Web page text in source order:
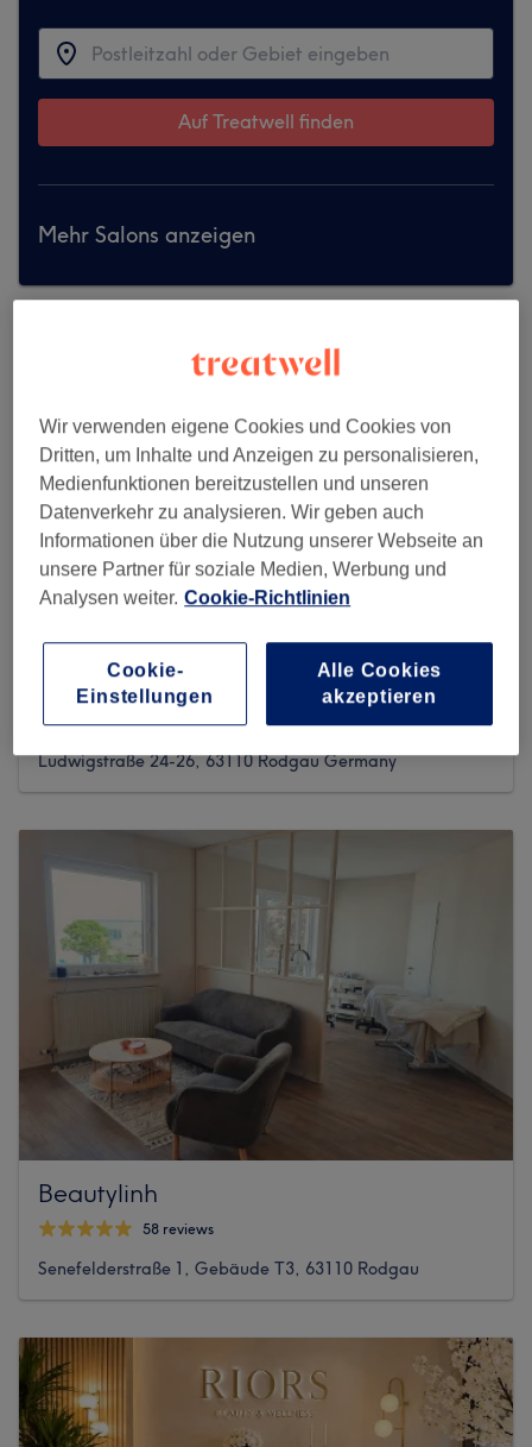
Auf Treatwell finden
Mehr Salons anzeigen
Elegant Line Beauty Salon
160 reviews
Ludwigstraße 24-26, 63110 Rodgau Germany
Beautylinh
58 reviews
Senefelderstraße 1, Gebäude T3, 63110 Rodgau
Wir verwenden eigene Cookies und Cookies von
Dritten, um Inhalte und Anzeigen zu personalisieren,
Medienfunktionen bereitzustellen und unseren
Datenverkehr zu analysieren. Wir geben auch
Informationen über die Nutzung unserer Webseite an
unsere Partner für soziale Medien, Werbung und
Analysen weiter. Cookie-Richtlinien
Cookie-
Einstellungen
Alle Cookies
akzeptieren